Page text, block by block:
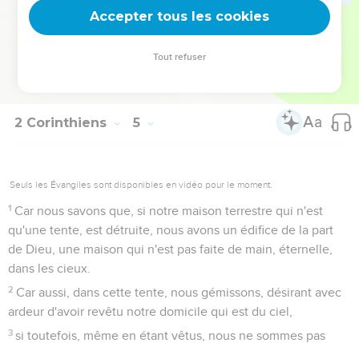
nous, en mesure surabondante, un poids éternel de gloire,
nos regards n'étant pas fixés sur les choses qui se voient,
mais sur celles qui ne se voient pas : car les choses qui se
2 Corinthiens 5
Seuls les Évangiles sont disponibles en vidéo pour le moment.
1 Car nous savons que, si notre maison terrestre qui n'est
qu'une tente, est détruite, nous avons un édifice de la part
de Dieu, une maison qui n'est pas faite de main, éternelle,
dans les cieux.
2 Car aussi, dans cette tente, nous gémissons, désirant avec
ardeur d'avoir revêtu notre domicile qui est du ciel,
3 si toutefois, même en étant vêtus, nous ne sommes pas
Accepter tous les cookies
Tout refuser